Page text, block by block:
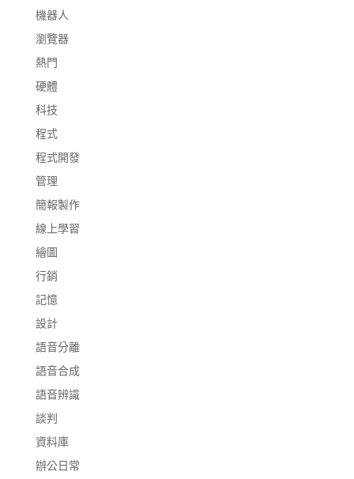
機器人
瀏覽器
熱門
硬體
科技
程式
程式開發
管理
簡報製作
線上學習
繪圖
行銷
記憶
設計
語音分離
語音合成
語音辨識
談判
資料庫
辦公日常